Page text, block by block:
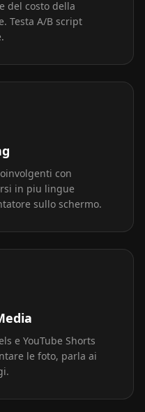
del costo della
Testa A/B script
con
in piu lingue
sullo schermo.
e YouTube Shorts
le foto, parla ai